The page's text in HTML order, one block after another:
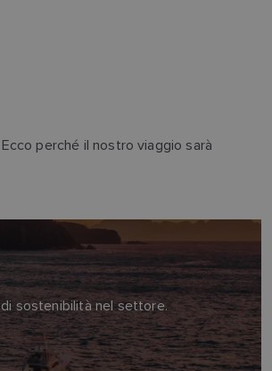
perché il nostro viaggio sarà
sostenibilità nel settore.